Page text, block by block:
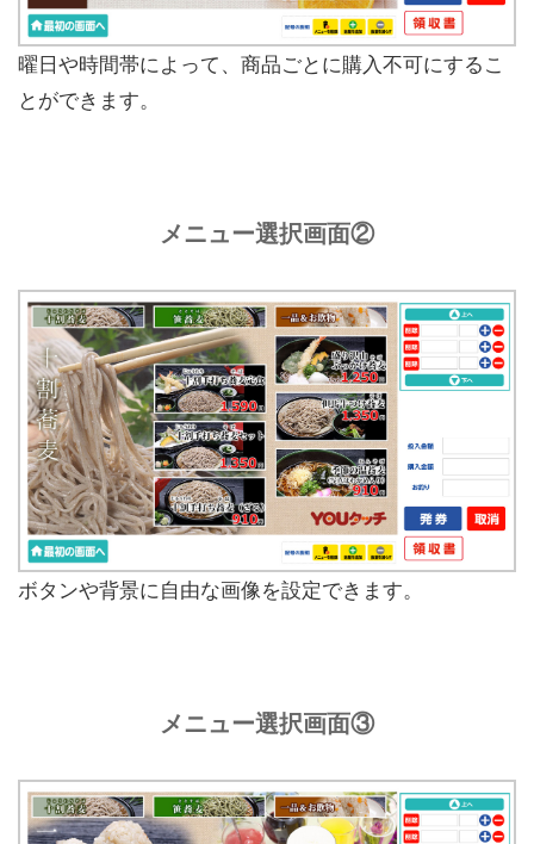
曜日や時間帯によって、商品ごとに購入不可にするこ
とができます。
メニュー選択画面②
ボタンや背景に自由な画像を設定できます。
メニュー選択画面③